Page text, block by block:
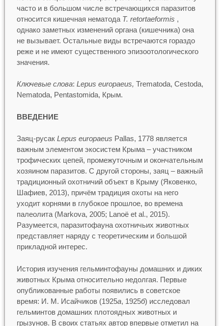
часто и в большом числе встречающихся паразитов
относится кишечная нематода T. retortaeformis ,
однако заметных изменений органа (кишечника) она
не вызывает. Остальные виды встречаются гораздо
реже и не имеют существенного эпизоотологического
значения.
Ключевые слова: Lepus europaeus, Trematoda, Cestoda,
Nematoda, Pentastomida, Крым.
ВВЕДЕНИЕ
Заяц-русак Lepus europaeus Pallas, 1778 является
важным элементом экосистем Крыма – участником
трофических цепей, промежуточным и окончательным
хозяином паразитов. С другой стороны, заяц – важный
традиционный охотничий объект в Крыму (Яковенко,
Шафиев, 2013), причём традиция охоты на него
уходит корнями в глубокое прошлое, во времена
палеолита (Markova, 2005; Lanoë et al., 2015).
Разумеется, паразитофауна охотничьих животных
представляет наряду с теоретическим и большой
прикладной интерес.
История изучения гельминтофауны домашних и диких
животных Крыма относительно недолгая. Первые
опубликованные работы появились в советское
время: И. М. Исайчиков (1925а, 1925б) исследовал
гельминтов домашних плотоядных животных и
грызунов. В своих статьях автор впервые отметил на